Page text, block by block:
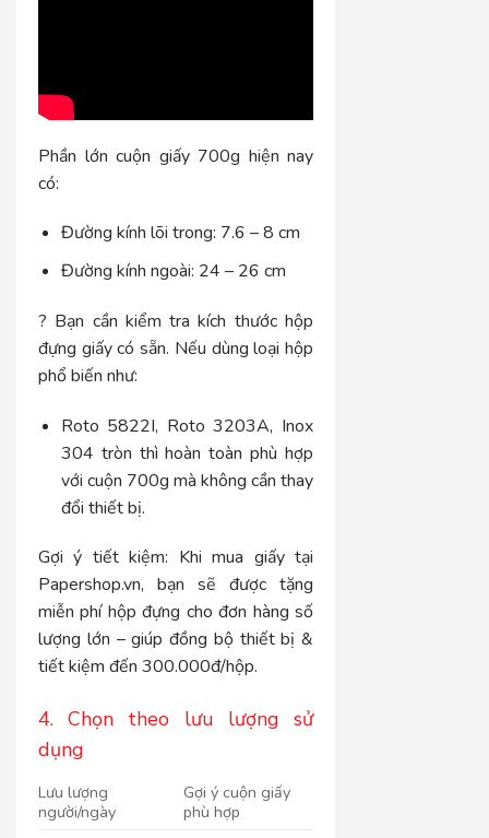
Phần lớn cuộn giấy 700g hiện nay
có:
Đường kính lõi trong: 7.6 – 8 cm
Đường kính ngoài: 24 – 26 cm
? Bạn cần kiểm tra kích thước hộp
đựng giấy có sẵn. Nếu dùng loại hộp
phổ biến như:
Roto 5822I, Roto 3203A, Inox
304 tròn thì hoàn toàn phù hợp
với cuộn 700g mà không cần thay
đổi thiết bị.
Gợi ý tiết kiệm: Khi mua giấy tại
Papershop.vn, bạn sẽ được tặng
miễn phí hộp đựng cho đơn hàng số
lượng lớn – giúp đồng bộ thiết bị &
tiết kiệm đến 300.000đ/hộp.
4. Chọn theo lưu lượng sử
dụng
Lưu lượng
người/ngày
Gợi ý cuộn giấy
phù hợp